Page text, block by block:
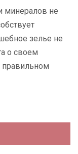
минералов не
зелье не
о своем
правильном